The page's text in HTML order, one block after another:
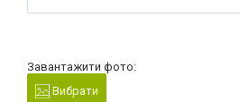
Завантажити фото:
Вибрати